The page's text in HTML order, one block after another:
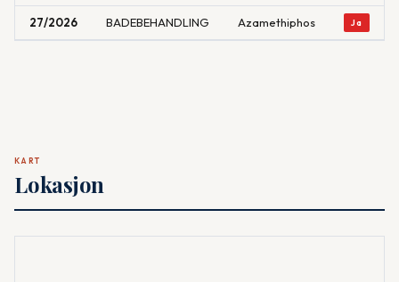
27/2026 BADEBEHANDLING Azamethiphos Ja
KART
Lokasjon